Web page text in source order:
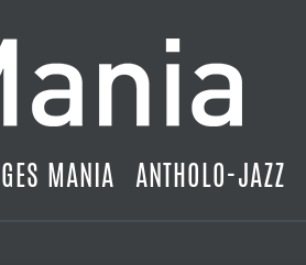
MANIA ANTHOLO-JAZZ